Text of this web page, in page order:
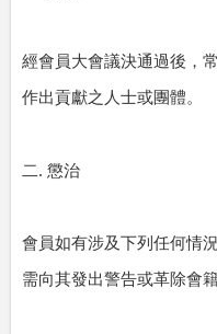
經會員大會議決通過後，
作出貢獻之人士或團體。
二. 懲治
會員如有涉及下列任何情
需向其發出警告或革除會